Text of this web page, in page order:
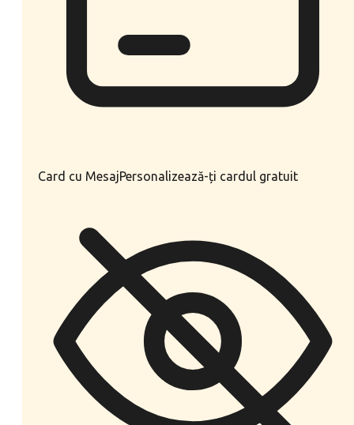
Card cu MesajPersonalizează-ți cardul gratuit